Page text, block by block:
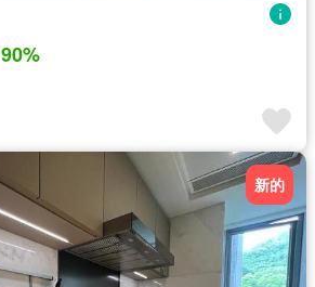
90%
新的